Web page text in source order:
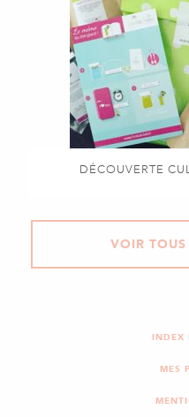
DÉCOUVERTE
VOIR TOUS
INDEX
MES